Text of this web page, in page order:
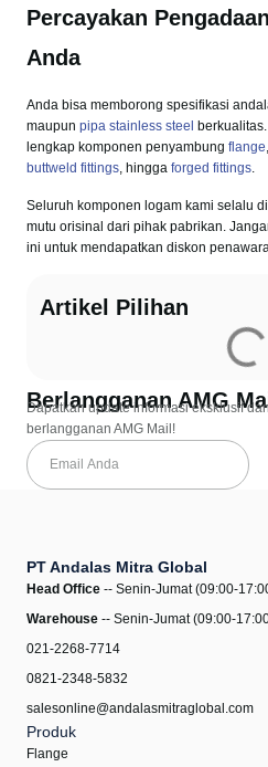
Percayakan
Anda
Anda bisa memborong spesifikasi
maupun pipa stainless steel
lengkap komponen penyambung flange
buttweld fittings, hingga forged fittings.
Seluruh komponen logam kami selalu
mutu orisinal dari pihak pabrikan.
ini untuk mendapatkan diskon
Artikel Pilihan
Berlangganan AMG
Dapatkan update informasi eksklusif
berlangganan AMG Mail!
PT Andalas Mitra Global
Head Office -- Senin-Jumat (09:00-
Warehouse -- Senin-Jumat (09:00-
021-2268-7714
0821-2348-5832
salesonline@andalasmitraglobal.com
Produk
Flange